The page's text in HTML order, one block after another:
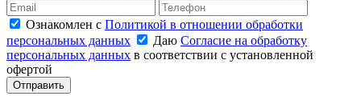
Ознакомлен с Политикой в отношении обработки
персональных данных
Даю Согласие на обработку
персональных данных в соответствии с установленной
офертой
Отправить